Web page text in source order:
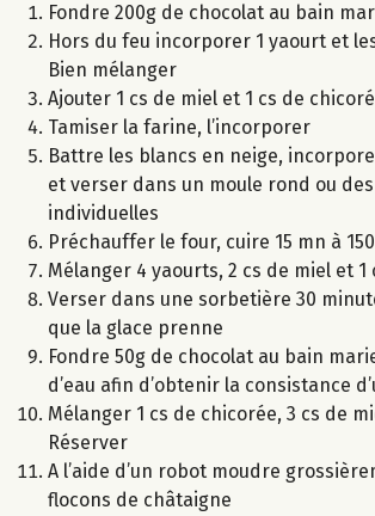
Fondre 200g de chocolat au bain
Hors du feu incorporer 1 yaourt et
Bien mélanger
Ajouter 1 cs de miel et 1 cs de
Tamiser la farine, l’incorporer
Battre les blancs en neige,
et verser dans un moule rond ou
individuelles
Préchauffer le four, cuire 15 mn à
Mélanger 4 yaourts, 2 cs de miel et 1
Verser dans une sorbetière 30
que la glace prenne
Fondre 50g de chocolat au bain
d’eau afin d’obtenir la consistance
Mélanger 1 cs de chicorée, 3 cs de
Réserver
A l’aide d’un robot moudre
flocons de châtaigne